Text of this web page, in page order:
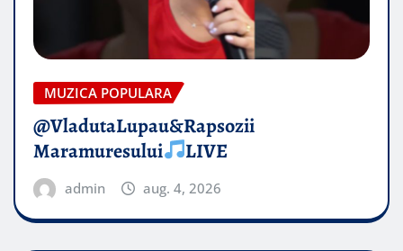
MUZICA POPULARA
@VladutaLupau&Rapsozii
Maramuresului
LIVE
admin aug. 4, 2026